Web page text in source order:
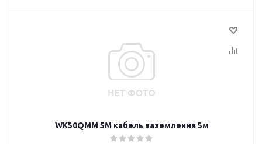
WK50QMM 5M кабель заземления 5м